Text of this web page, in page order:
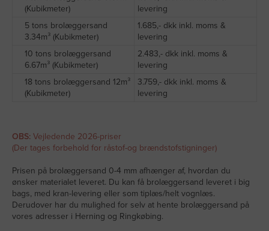
(Kubikmeter)
levering
5 tons brolæggersand
3.34m³ (Kubikmeter)
1.685,- dkk inkl. moms &
levering
10 tons brolæggersand
6.67m³ (Kubikmeter)
2.483,- dkk inkl. moms &
levering
18 tons brolæggersand 12m³
(Kubikmeter)
3.759,- dkk inkl. moms &
levering
OBS: Vejledende 2026-priser
(Der tages forbehold for råstof-og brændstofstigninger)
Prisen på brolæggersand 0-4 mm afhænger af, hvordan du
ønsker materialet leveret. Du kan få brolæggersand leveret i big
bags, med kran-levering eller som tiplæs/helt vognlæs.
Derudover har du mulighed for selv at hente brolæggersand på
vores adresser i Herning og Ringkøbing.